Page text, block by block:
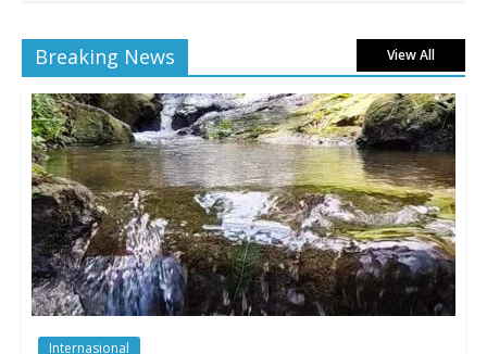
Breaking News View All
Internasional